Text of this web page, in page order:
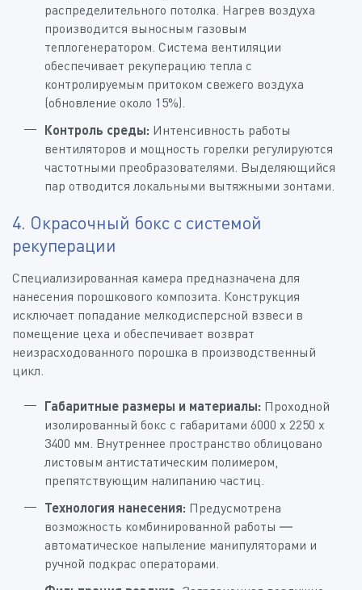
распределительного потолка. Нагрев воздуха
производится выносным газовым
теплогенератором. Система вентиляции
обеспечивает рекуперацию тепла с
контролируемым притоком свежего воздуха
(обновление около 15%).
Контроль среды: Интенсивность работы
вентиляторов и мощность горелки регулируются
частотными преобразователями. Выделяющийся
пар отводится локальными вытяжными зонтами.
4. Окрасочный бокс с системой
рекуперации
Специализированная камера предназначена для
нанесения порошкового композита. Конструкция
исключает попадание мелкодисперсной взвеси в
помещение цеха и обеспечивает возврат
неизрасходованного порошка в производственный
цикл.
Габаритные размеры и материалы: Проходной
изолированный бокс с габаритами 6000 х 2250 х
3400 мм. Внутреннее пространство облицовано
листовым антистатическим полимером,
препятствующим налипанию частиц.
Технология нанесения: Предусмотрена
возможность комбинированной работы —
автоматическое напыление манипуляторами и
ручной подкрас операторами.